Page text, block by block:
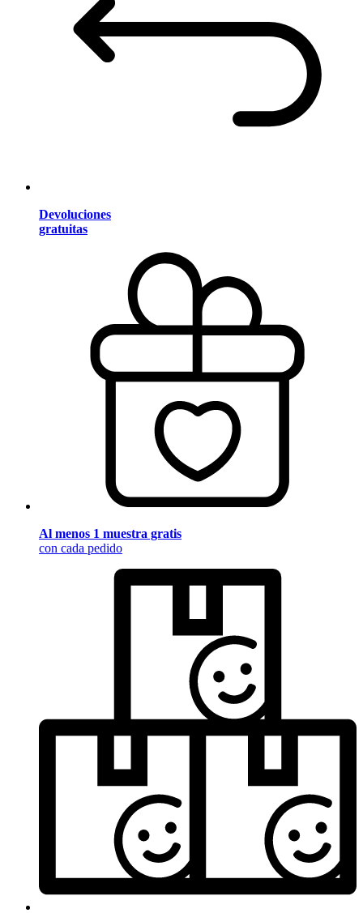
Devoluciones
gratuitas
Al menos 1 muestra gratis
con cada pedido